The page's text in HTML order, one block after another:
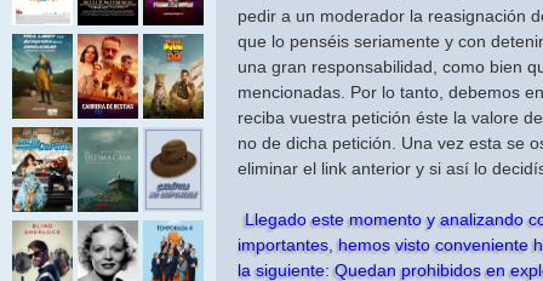
pedir a un moderador la reasignación
que lo penséis seriamente y con
una gran responsabilidad, como bien
mencionadas. Por lo tanto, debemos
reciba vuestra petición éste la valore
no de dicha petición. Una vez esta se
eliminar el link anterior y si así lo
Llegado este momento y analizando
importantes, hemos visto conveniente
la siguiente: Quedan prohibidos en